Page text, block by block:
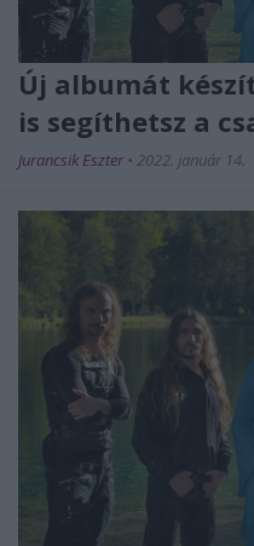
Új albumát
is segíthetsz a
Jurancsik Eszter • 2022. január 14.